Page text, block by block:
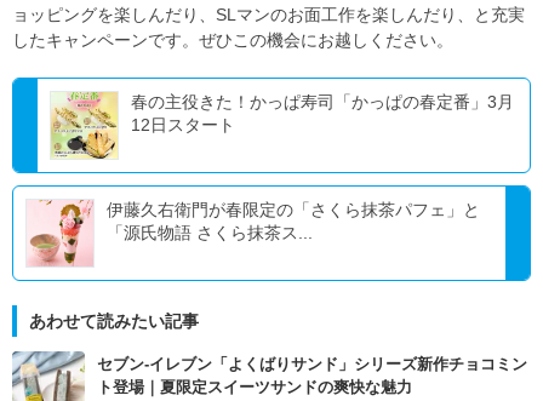
ョッピングを楽しんだり、SLマンのお面工作を楽しんだり、と充実
したキャンペーンです。ぜひこの機会にお越しください。
春の主役きた！かっぱ寿司「かっぱの春定番」3月
12日スタート
伊藤久右衛門が春限定の「さくら抹茶パフェ」と
「源氏物語 さくら抹茶ス...
あわせて読みたい記事
セブン‐イレブン「よくばりサンド」シリーズ新作チョコミン
ト登場｜夏限定スイーツサンドの爽快な魅力